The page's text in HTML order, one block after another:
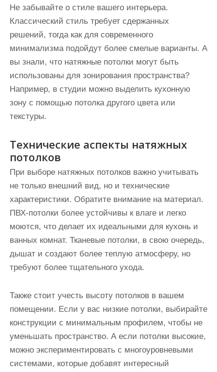
Не забывайте о стиле вашего интерьера.
Классический стиль требует сдержанных
решений, тогда как для современного
минимализма подойдут более смелые варианты. А
вы знали, что натяжные потолки могут быть
использованы для зонирования пространства?
Например, в студии можно выделить кухонную
зону с помощью потолка другого цвета или
текстуры.
Технические аспекты натяжных
потолков
При выборе натяжных потолков важно учитывать
не только внешний вид, но и технические
характеристики. Обратите внимание на материал.
ПВХ-потолки более устойчивы к влаге и легко
моются, что делает их идеальными для кухонь и
ванных комнат. Тканевые потолки, в свою очередь,
дышат и создают более теплую атмосферу, но
требуют более тщательного ухода.
Также стоит учесть высоту потолков в вашем
помещении. Если у вас низкие потолки, выбирайте
конструкции с минимальным профилем, чтобы не
уменьшать пространство. А если потолки высокие,
можно экспериментировать с многоуровневыми
системами, которые добавят интересный